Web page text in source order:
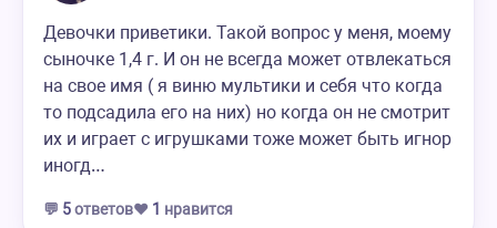
Девочки приветики. Такой вопрос у меня, моему
сыночке 1,4 г. И он не всегда может отвлекаться
на свое имя ( я виню мультики и себя что когда
то подсадила его на них) но когда он не смотрит
их и играет с игрушками тоже может быть игнор
иногд…
💬 5ответов❤️ 1 нравится